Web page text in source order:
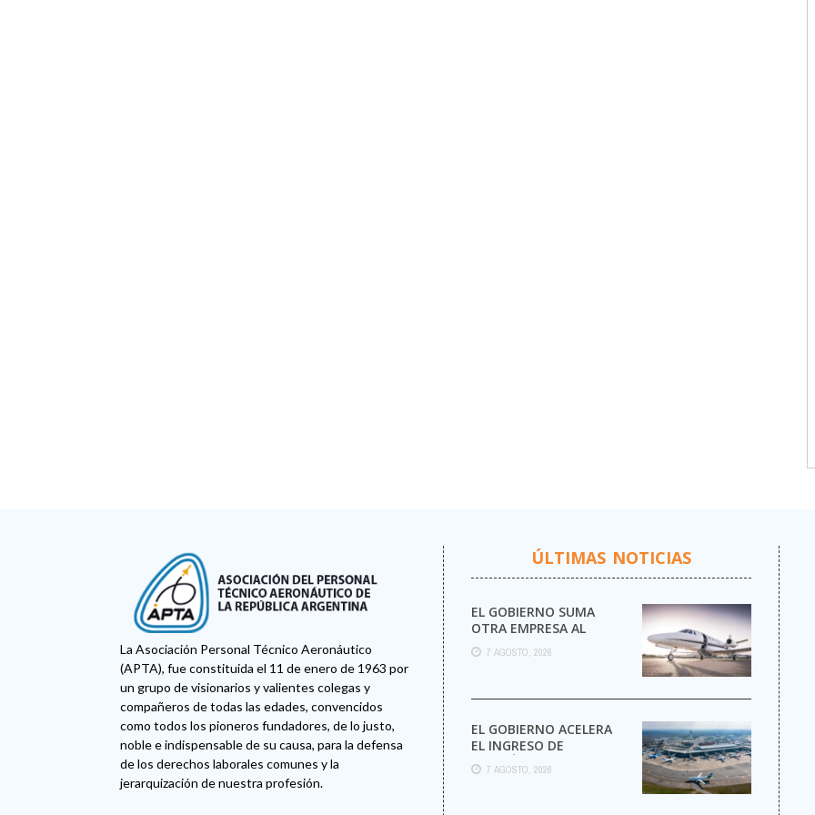
La Asociación Personal Técnico Aeronáutico
(APTA), fue constituida el 11 de enero de 1963 por
un grupo de visionarios y valientes colegas y
compañeros de todas las edades, convencidos
como todos los pioneros fundadores, de lo justo,
noble e indispensable de su causa, para la defensa
de los derechos laborales comunes y la
jerarquización de nuestra profesión.
ÚLTIMAS NOTICIAS
EL GOBIERNO SUMA
OTRA EMPRESA AL
NEGOCIO DE LOS VUELOS
PRIVADOS
7 AGOSTO, 2026
EL GOBIERNO ACELERA
EL INGRESO DE
AEROLÍNEAS
EXTRANJERAS CON
7 AGOSTO, 2026